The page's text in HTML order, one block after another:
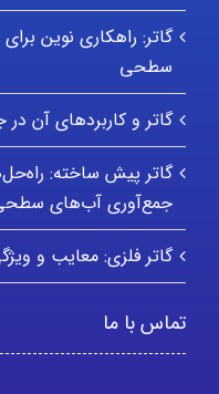
گاتر: راهکاری نوین
سطحی
گاتر و کاربردهای آن
گاتر پیش ساخته:
جمع‌آوری آب‌های
گاتر فلزی: معایب و
تماس با ما